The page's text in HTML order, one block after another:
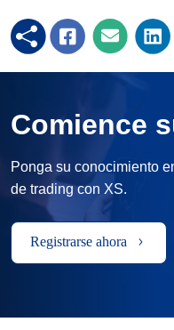
Comience
Ponga su conocimiento
de trading con XS.
Registrarse ahora